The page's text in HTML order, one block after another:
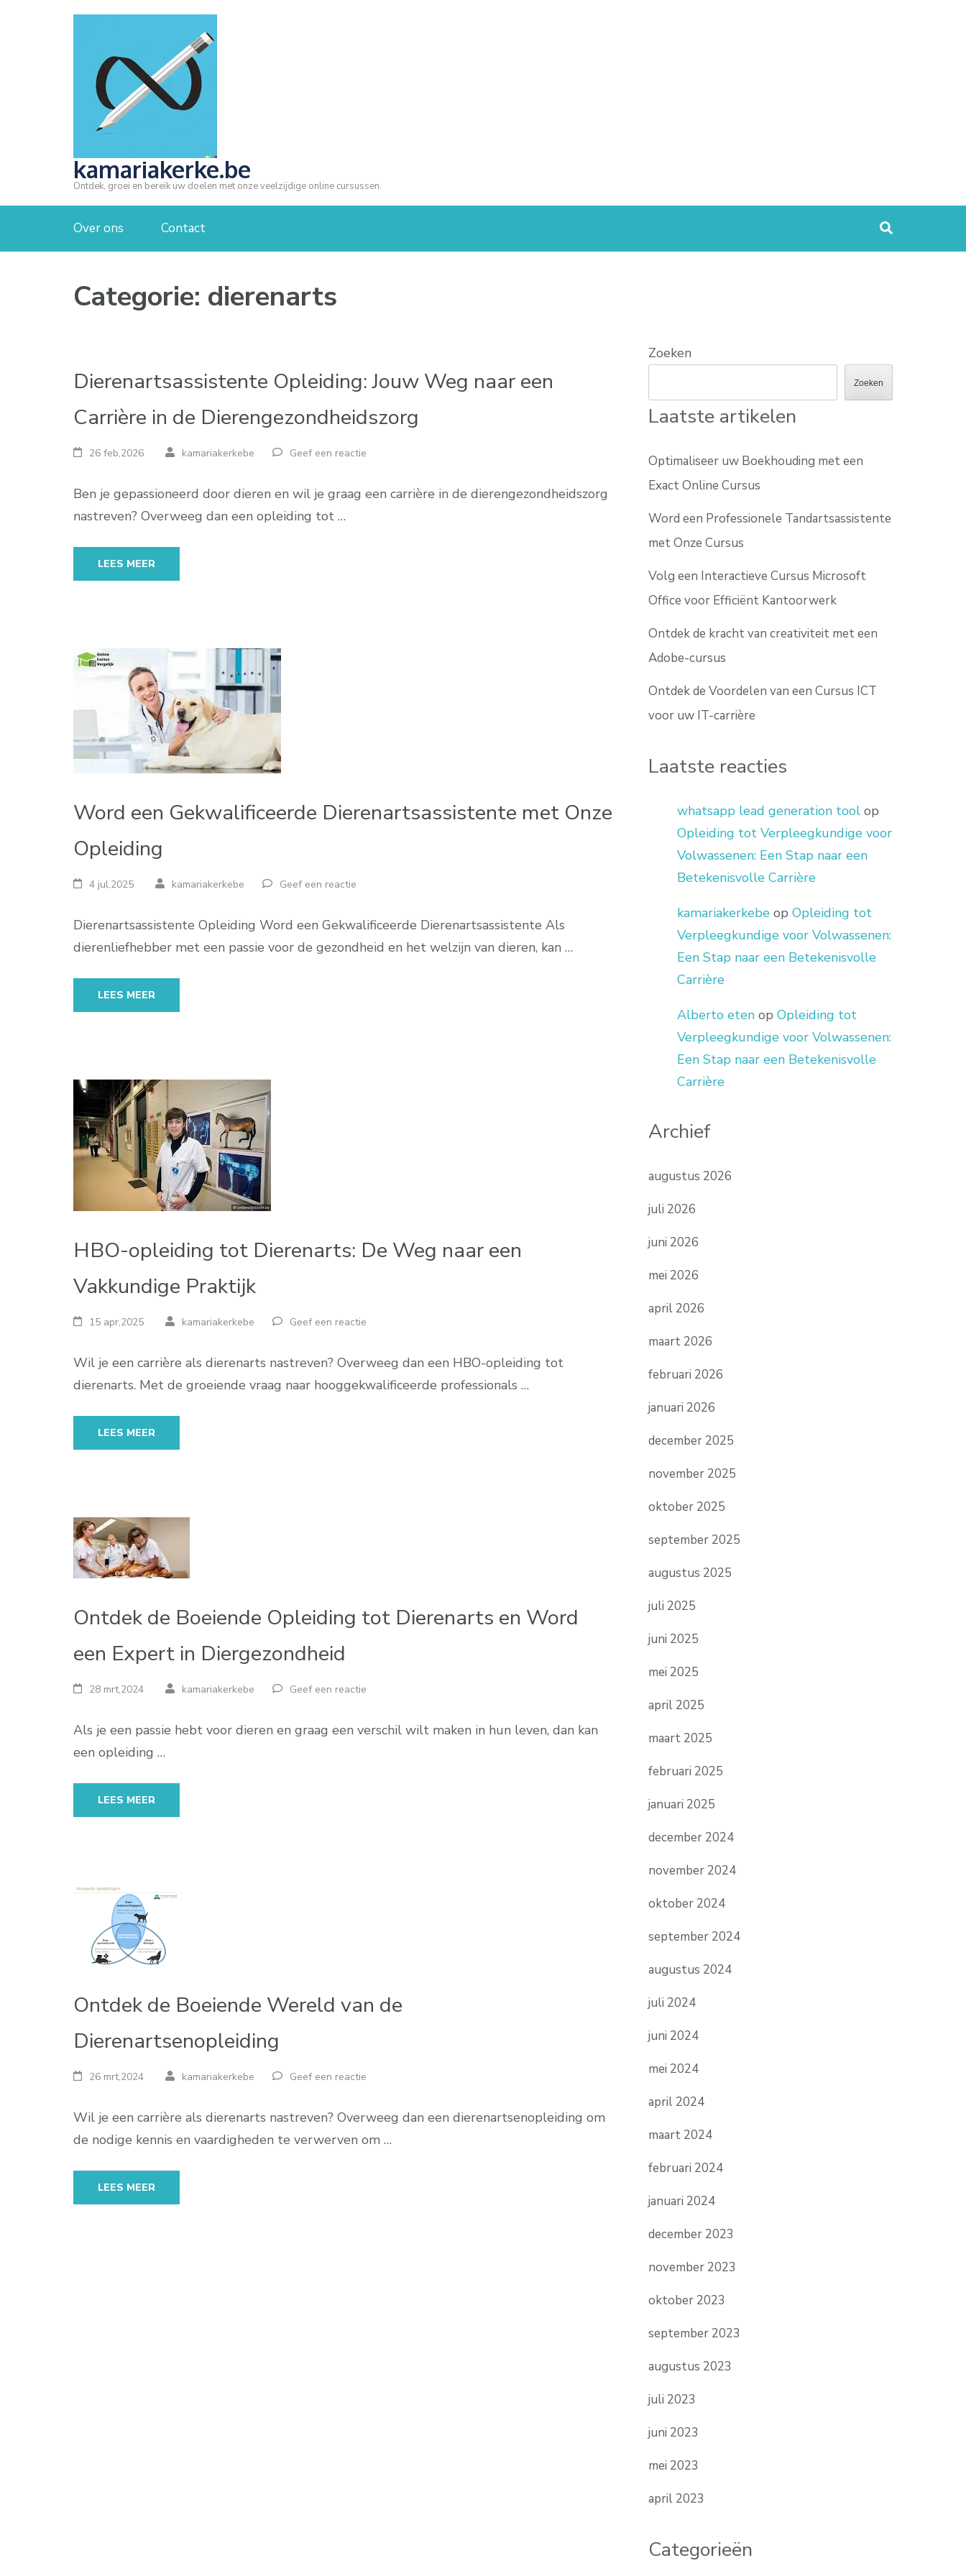
kamariakerke.be
Ontdek, groei en bereik uw doelen met onze veelzijdige online cursussen.
Over ons Contact
Categorie: dierenarts
Dierenartsassistente Opleiding: Jouw Weg naar een
Carrière in de Dierengezondheidszorg
26 feb,2026 kamariakerkebe Geef een reactie
Ben je gepassioneerd door dieren en wil je graag een carrière in de dierengezondheidszorg
nastreven? Overweeg dan een opleiding tot …
LEES MEER
Word een Gekwalificeerde Dierenartsassistente met Onze
Opleiding
4 jul,2025 kamariakerkebe Geef een reactie
Dierenartsassistente Opleiding Word een Gekwalificeerde Dierenartsassistente Als
dierenliefhebber met een passie voor de gezondheid en het welzijn van dieren, kan …
LEES MEER
HBO-opleiding tot Dierenarts: De Weg naar een
Vakkundige Praktijk
15 apr,2025 kamariakerkebe Geef een reactie
Wil je een carrière als dierenarts nastreven? Overweeg dan een HBO-opleiding tot
dierenarts. Met de groeiende vraag naar hooggekwalificeerde professionals …
LEES MEER
Ontdek de Boeiende Opleiding tot Dierenarts en Word
een Expert in Diergezondheid
28 mrt,2024 kamariakerkebe Geef een reactie
Als je een passie hebt voor dieren en graag een verschil wilt maken in hun leven, dan kan
een opleiding …
LEES MEER
Ontdek de Boeiende Wereld van de
Dierenartsenopleiding
26 mrt,2024 kamariakerkebe Geef een reactie
Wil je een carrière als dierenarts nastreven? Overweeg dan een dierenartsenopleiding om
de nodige kennis en vaardigheden te verwerven om …
LEES MEER
Zoeken
Zoeken
Laatste artikelen
Optimaliseer uw Boekhouding met een
Exact Online Cursus
Word een Professionele Tandartsassistente
met Onze Cursus
Volg een Interactieve Cursus Microsoft
Office voor Efficiënt Kantoorwerk
Ontdek de kracht van creativiteit met een
Adobe-cursus
Ontdek de Voordelen van een Cursus ICT
voor uw IT-carrière
Laatste reacties
whatsapp lead generation tool op
Opleiding tot Verpleegkundige voor
Volwassenen: Een Stap naar een
Betekenisvolle Carrière
kamariakerkebe opOpleiding tot
Verpleegkundige voor Volwassenen:
Een Stap naar een Betekenisvolle
Carrière
Alberto eten opOpleiding tot
Verpleegkundige voor Volwassenen:
Een Stap naar een Betekenisvolle
Carrière
Archief
augustus 2026
juli 2026
juni 2026
mei 2026
april 2026
maart 2026
februari 2026
januari 2026
december 2025
november 2025
oktober 2025
september 2025
augustus 2025
juli 2025
juni 2025
mei 2025
april 2025
maart 2025
februari 2025
januari 2025
december 2024
november 2024
oktober 2024
september 2024
augustus 2024
juli 2024
juni 2024
mei 2024
april 2024
maart 2024
februari 2024
januari 2024
december 2023
november 2023
oktober 2023
september 2023
augustus 2023
juli 2023
juni 2023
mei 2023
april 2023
Categorieën